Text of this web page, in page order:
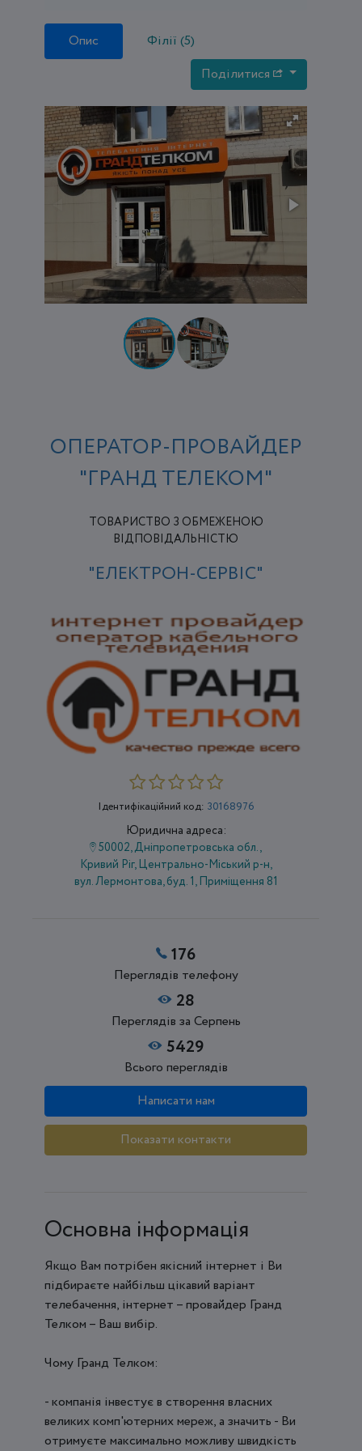
Опис
Філії (5)
Поділитися
ОПЕРАТОР-ПРОВАЙДЕР
"ГРАНД ТЕЛЕКОМ"
ТОВАРИСТВО З ОБМЕЖЕНОЮ
ВІДПОВІДАЛЬНІСТЮ
"ЕЛЕКТРОН-СЕРВІС"
Ідентифікаційний код: 30168976
Юридична адреса:
50002, Дніпропетровська обл.,
Кривий Ріг, Центрально-Міський р-н,
вул. Лермонтова, буд. 1, Приміщення 81
176
Переглядів телефону
28
Переглядів за Серпень
5429
Всього переглядів
Написати нам
Показати контакти
Основна інформація
Якщо Вам потрібен якісний інтернет і Ви
підбираєте найбільш цікавий варіант
телебачення, інтернет – провайдер Гранд
Телком – Ваш вибір.
Чому Гранд Телком:
- компанія інвестує в створення власних
великих комп'ютерних мереж, а значить - Ви
отримуєте максимально можливу швидкість